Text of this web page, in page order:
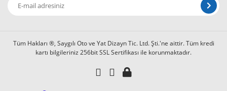
Tüm Hakları ®, Saygılı Oto ve Yat Dizayn Tic. Ltd. Şti.'ne aittir. Tüm kredi
kartı bilgileriniz 256bit SSL Sertifikası ile korunmaktadır.